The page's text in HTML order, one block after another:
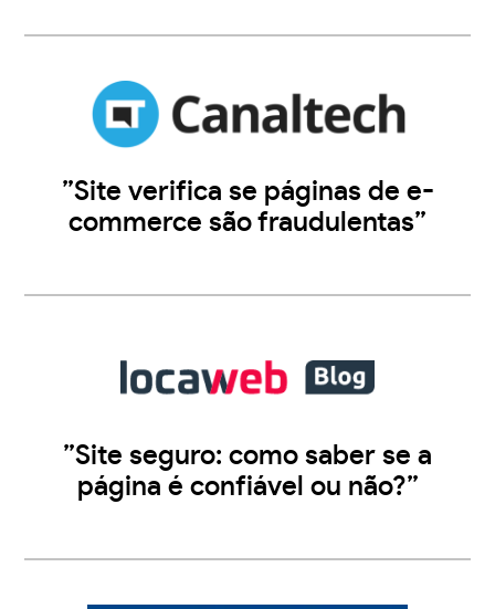
”Site verifica se páginas de e-
commerce são fraudulentas”
”Site seguro: como saber se a
página é confiável ou não?”